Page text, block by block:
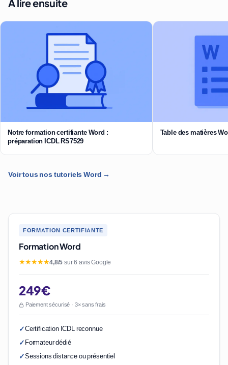
À lire ensuite
Notre formation certifiante Word :
préparation ICDL RS7529
Table des matières
Voir tous nos tutoriels Word →
FORMATION CERTIFIANTE
Formation Word
★★★★★4,8/5sur 6 avis Google
249€
Paiement sécurisé · 3× sans frais
Certification ICDL reconnue
Formateur dédié
Sessions distance ou présentiel